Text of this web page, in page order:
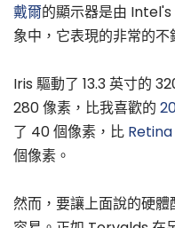
戴爾的顯示器是由
象中，它表現的非常的不
Iris 驅動了 13.3 英寸的
280 像素，比我喜歡的
了 40 個像素，比
個像素。
然而，要讓上面說的硬體